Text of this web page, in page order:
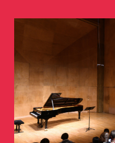
Les
Concerts
Scolaires /